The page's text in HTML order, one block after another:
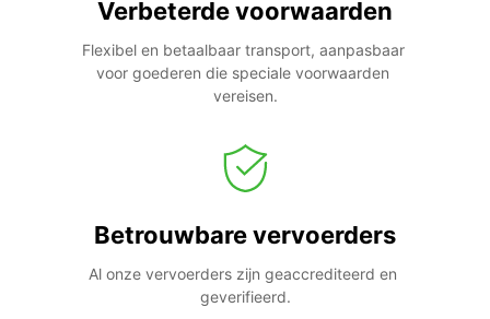
Verbeterde voorwaarden
Flexibel en betaalbaar transport, aanpasbaar
voor goederen die speciale voorwaarden
vereisen.
Betrouwbare vervoerders
Al onze vervoerders zijn geaccrediteerd en
geverifieerd.